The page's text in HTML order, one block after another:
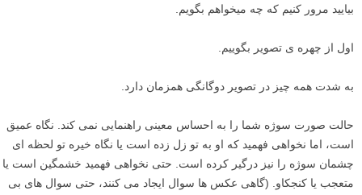
بیایید مرور کنیم که چه میخواهم بگویم.
اول از چهره ی تصویر بگوییم.
به شدت همه چیز در تصویر دوگانگی همزمان دارد.
حالت صورت سوژه شما را به احساس معینی راهنمایی نمی کند. نگاه عمیق
است، اما نخواهی فهمید که او به تو زل زده است یا نگاه خیره تو لحظه ای
چشمان سوژه را نیز درگیر کرده است. حتی نخواهی فهمید خشمگین است یا
متعجب یا کنجکاو. (گاهی عکس ها سوال ایجاد می کنند، حتی سوال های بی